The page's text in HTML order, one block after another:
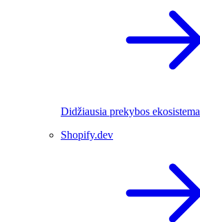
Didžiausia prekybos ekosistema
Shopify.dev